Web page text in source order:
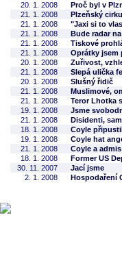
20. 1. 2008
Proč byl v
21. 1. 2008
Plzeňský
21. 1. 2008
"Jaxi si to
21. 1. 2008
Bude radar
21. 1. 2008
Tiskové
21. 1. 2008
Oprátky jsem
20. 1. 2008
Zuřivost,
21. 1. 2008
Slepá ulička
20. 1. 2008
Slušný řidič
21. 1. 2008
Muslimové,
21. 1. 2008
Teror Lhotka
19. 1. 2008
Jsme
21. 1. 2008
Disidenti,
18. 1. 2008
Coyle
19. 1. 2008
Coyle hat
21. 1. 2008
Coyle a
18. 1. 2008
Former US
30. 11. 2007
Jací jsme
2. 1. 2008
Hospodaření